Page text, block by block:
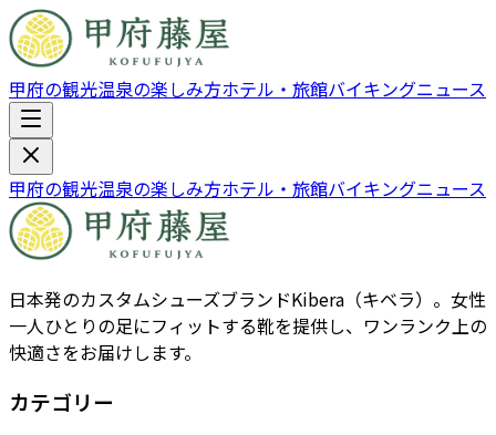
甲府の観光温泉の楽しみ方ホテル・旅館バイキングニュース
甲府の観光温泉の楽しみ方ホテル・旅館バイキングニュース
日本発のカスタムシューズブランドKibera（キベラ）。女性
一人ひとりの足にフィットする靴を提供し、ワンランク上の
快適さをお届けします。
カテゴリー